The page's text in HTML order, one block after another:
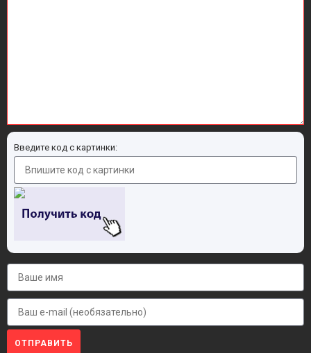
Введите код с картинки:
ОТПРАВИТЬ